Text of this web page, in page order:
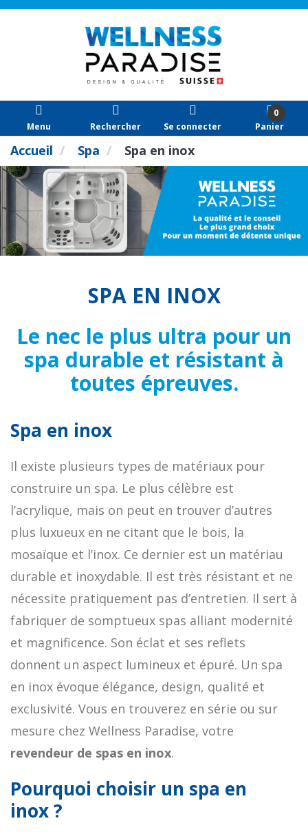
Menu Rechercher Se connecter
0
Panier
Accueil Spa Spa en inox
SPA EN INOX
Le nec le plus ultra pour un
spa durable et résistant à
toutes épreuves.
Spa en inox
Il existe plusieurs types de matériaux pour
construire un spa. Le plus célèbre est
l’acrylique, mais on peut en trouver d’autres
plus luxueux en ne citant que le bois, la
mosaïque et l’inox. Ce dernier est un matériau
durable et inoxydable. Il est très résistant et ne
nécessite pratiquement pas d’entretien. Il sert à
fabriquer de somptueux spas alliant modernité
et magnificence. Son éclat et ses reflets
donnent un aspect lumineux et épuré. Un spa
en inox évoque élégance, design, qualité et
exclusivité. Vous en trouverez en série ou sur
mesure chez Wellness Paradise, votre
revendeur de spas en inox.
Pourquoi choisir un spa en
inox ?